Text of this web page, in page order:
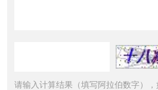
请输入计算结果（填写阿拉伯数字）